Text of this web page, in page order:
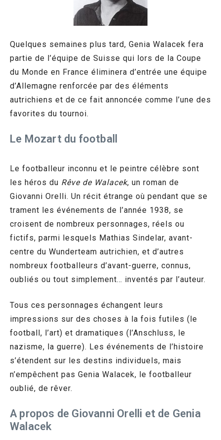
Quelques semaines plus tard, Genia Walacek fera
partie de l’équipe de Suisse qui lors de la Coupe
du Monde en France éliminera d’entrée une équipe
d’Allemagne renforcée par des éléments
autrichiens et de ce fait annoncée comme l’une des
favorites du tournoi.
Le Mozart du football
Le footballeur inconnu et le peintre célèbre sont
les héros du Rêve de Walacek, un roman de
Giovanni Orelli. Un récit étrange où pendant que se
trament les événements de l’année 1938, se
croisent de nombreux personnages, réels ou
fictifs, parmi lesquels Mathias Sindelar, avant-
centre du Wunderteam autrichien, et d’autres
nombreux footballeurs d’avant-guerre, connus,
oubliés ou tout simplement… inventés par l’auteur.
Tous ces personnages échangent leurs
impressions sur des choses à la fois futiles (le
football, l’art) et dramatiques (l’Anschluss, le
nazisme, la guerre). Les événements de l’histoire
s’étendent sur les destins individuels, mais
n’empêchent pas Genia Walacek, le footballeur
oublié, de rêver.
A propos de Giovanni Orelli et de Genia
Walacek